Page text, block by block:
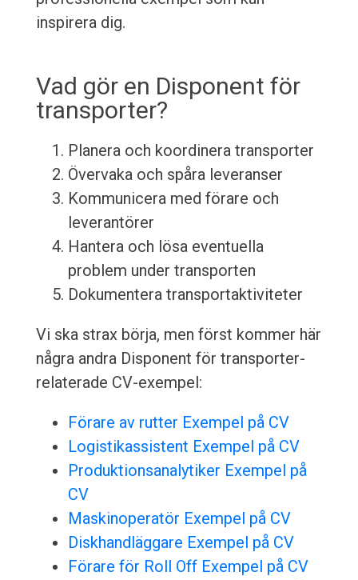
inspirera dig.
Vad gör en Disponent för
transporter?
Planera och koordinera transporter
Övervaka och spåra leveranser
Kommunicera med förare och
leverantörer
Hantera och lösa eventuella
problem under transporten
Dokumentera transportaktiviteter
Vi ska strax börja, men först kommer här
några andra Disponent för transporter-
relaterade CV-exempel:
Förare av rutter Exempel på CV
Logistikassistent Exempel på CV
Produktionsanalytiker Exempel på
CV
Maskinoperatör Exempel på CV
Diskhandläggare Exempel på CV
Förare för Roll Off Exempel på CV